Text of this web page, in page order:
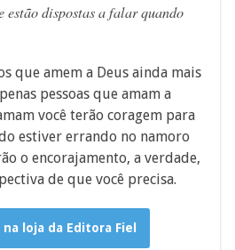
estão dispostas a falar quando
que amem a Deus ainda mais
pessoas que amam a
você terão coragem para
estiver errando no namoro
o encorajamento, a verdade,
de que você precisa.
loja da Editora Fiel